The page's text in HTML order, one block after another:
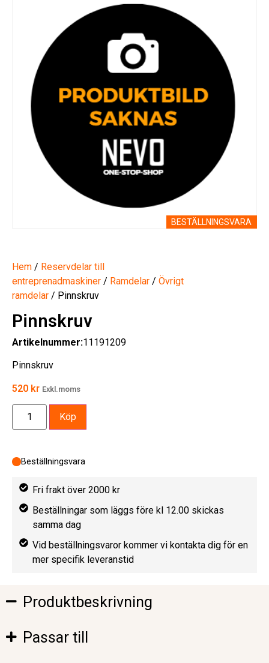
BESTÄLLNINGSVARA
Hem / Reservdelar till
entreprenadmaskiner / Ramdelar / Övrigt
ramdelar / Pinnskruv
Pinnskruv
Artikelnummer:11191209
Pinnskruv
520 kr Exkl.moms
Beställningsvara
Köp
Fri frakt över 2000 kr
Beställningar som läggs före kl 12.00 skickas
samma dag
Vid beställningsvaror kommer vi kontakta dig för en
mer specifik leveranstid
Produktbeskrivning
Passar till